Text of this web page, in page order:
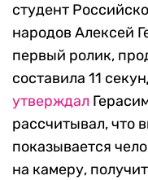
студент
народов Алексей
первый ролик,
составила 11
утверждал
рассчитывал, что
показывается
на камеру,